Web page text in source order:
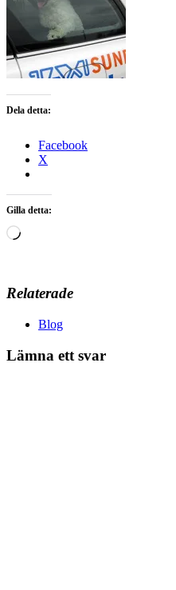
Dela detta:
Facebook
X
Gilla detta:
Laddar
Relaterade
Blog
Lämna ett svar